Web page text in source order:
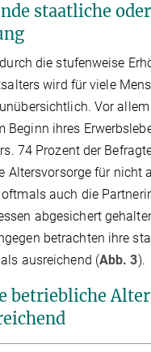
staatliche
die stufenweise
wird für viele
Vor
Beginn ihres
74 Prozent der
Altersvorsorge für nicht
auch die
abgesichert
betrachten ihre
ausreichend (Abb. 3).
betriebliche